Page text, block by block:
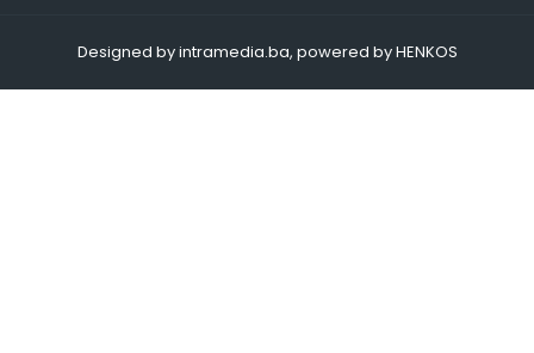
Designed by intramedia.ba, powered by HENKOS